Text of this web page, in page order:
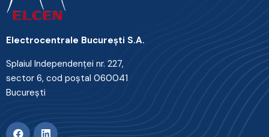
Electrocentrale Bucureşti S.A.
Splaiul Independenţei nr. 227,
sector 6, cod poştal 060041
Bucureşti